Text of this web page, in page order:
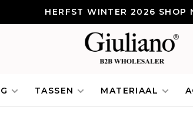
HERFST WINTER 2026 SHOP
TASSEN MATERIAAL